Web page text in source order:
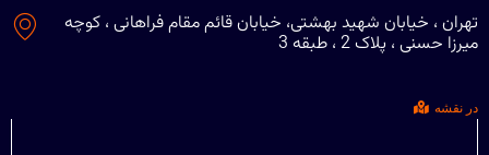
تهران ، خیابان شهید بهشتی، خیابان قائم مقام فراهانی ، کوچه
میرزا حسنی ، پلاک 2 ، طبقه 3
در نقشه